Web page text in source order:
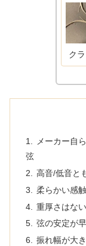
ク
メーカー自
弦
高音/低音と
柔らかい感
重厚さはな
弦の安定が
振れ幅が大